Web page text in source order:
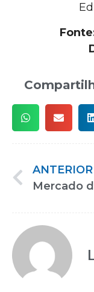
ANTERIOR